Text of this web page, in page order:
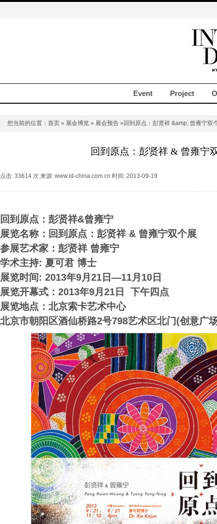
Event Project
您当前的位置： 首页 » 展会博览 » 展会预告 »回到原点：彭贤祥 &amp; 曾雍宁双
回到原点：彭贤祥 & 曾雍宁
点击: 33614 次 来源: www.id-china.com.cn 时间: 2013-09-19
回到原点：彭贤祥&曾雍宁
展览名称：回到原点：彭贤祥 & 曾雍宁双个展
参展艺术家：彭贤祥 曾雍宁
学术主持: 夏可君 博士
展览时间: 2013年9月21日—11月10日
展览开幕式：2013年9月21日 下午四点
展览地点：北京索卡艺术中心
北京市朝阳区酒仙桥路2号798艺术区北门(创意广